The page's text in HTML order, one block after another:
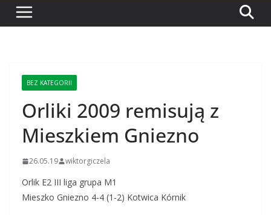
BEZ KATEGORII
Orliki 2009 remisują z
Mieszkiem Gniezno
26.05.19 wiktorgiczela
Orlik E2 III liga grupa M1
Mieszko Gniezno 4-4 (1-2) Kotwica Kórnik